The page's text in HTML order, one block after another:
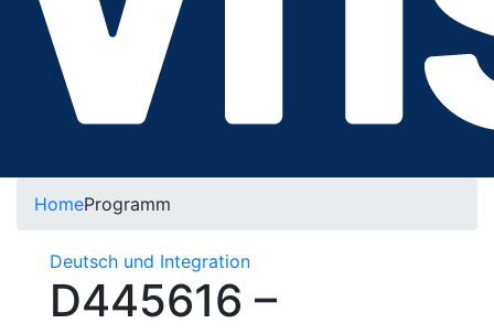
HomeProgramm
Deutsch und Integration
D445616 –